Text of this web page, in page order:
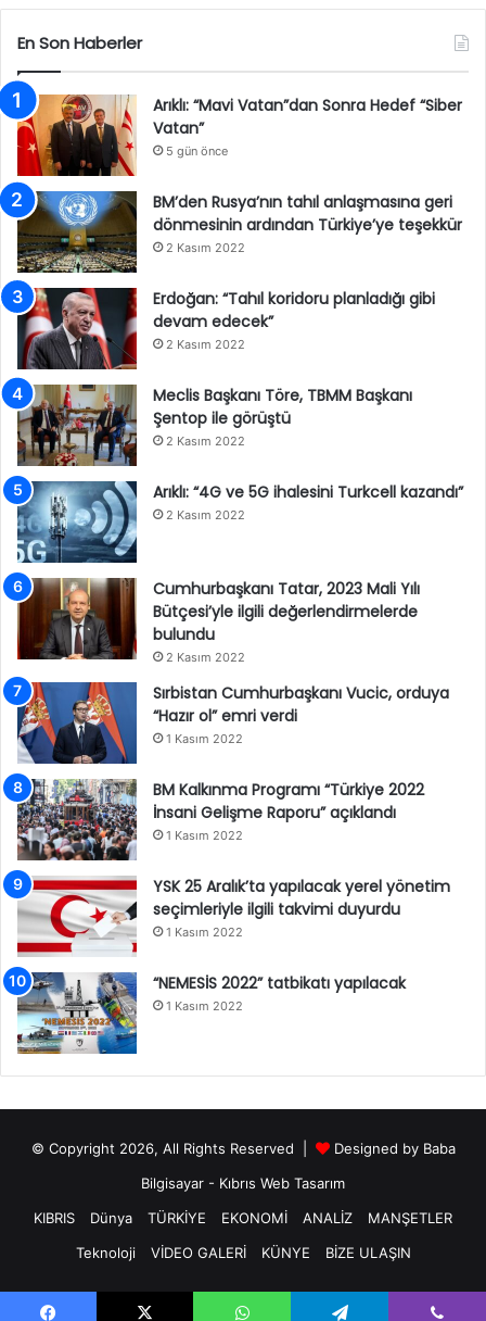
En Son Haberler
Arıklı: “Mavi Vatan”dan Sonra Hedef “Siber
Vatan”
5 gün önce
BM’den Rusya’nın tahıl anlaşmasına geri
dönmesinin ardından Türkiye’ye teşekkür
2 Kasım 2022
Erdoğan: “Tahıl koridoru planladığı gibi
devam edecek”
2 Kasım 2022
Meclis Başkanı Töre, TBMM Başkanı
Şentop ile görüştü
2 Kasım 2022
Arıklı: “4G ve 5G ihalesini Turkcell kazandı”
2 Kasım 2022
Cumhurbaşkanı Tatar, 2023 Mali Yılı
Bütçesi’yle ilgili değerlendirmelerde
bulundu
2 Kasım 2022
Sırbistan Cumhurbaşkanı Vucic, orduya
“Hazır ol” emri verdi
1 Kasım 2022
BM Kalkınma Programı “Türkiye 2022
İnsani Gelişme Raporu” açıklandı
1 Kasım 2022
YSK 25 Aralık’ta yapılacak yerel yönetim
seçimleriyle ilgili takvimi duyurdu
1 Kasım 2022
“NEMESİS 2022” tatbikatı yapılacak
1 Kasım 2022
© Copyright 2026, All Rights Reserved | Designed by Baba
Bilgisayar - Kıbrıs Web Tasarım
KIBRIS
Dünya TÜRKİYE EKONOMİ ANALİZ
MANŞETLER
Teknoloji
VİDEO GALERİ KÜNYE BİZE ULAŞIN